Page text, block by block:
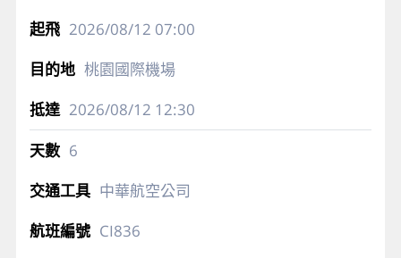
2026/08/12 07:00
桃園國際機場
2026/08/12 12:30
6
中華航空公司
CI836